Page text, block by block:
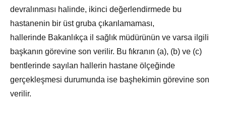
devralınması halinde, ikinci değerlendirmede bu
hastanenin bir üst gruba çıkarılamaması,
hallerinde Bakanlıkça il sağlık müdürünün ve varsa ilgili
başkanın görevine son verilir. Bu fıkranın (a), (b) ve (c)
bentlerinde sayılan hallerin hastane ölçeğinde
gerçekleşmesi durumunda ise başhekimin görevine son
verilir.